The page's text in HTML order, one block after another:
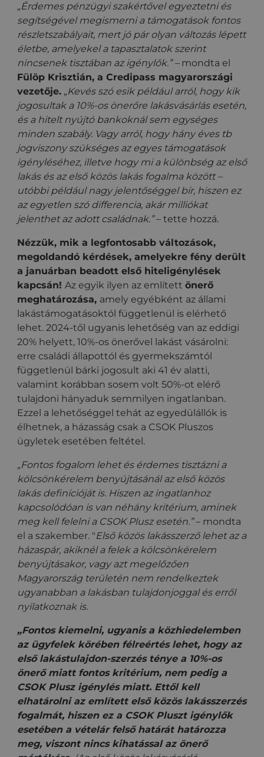
„Érdemes pénzügyi szakértővel egyeztetni és
segítségével megismerni a támogatások fontos
részletszabályait, mert jó pár olyan változás lépett
életbe, amelyekel a tapasztalatok szerint
nincsenek tisztában az igénylők.” – mondta el
Fülöp Krisztián, a Credipass magyarországi
vezetője. „Kevés szó esik például arról, hogy kik
jogosultak a 10%-os önerőre lakásvásárlás esetén,
és a hitelt nyújtó bankoknál sem egységes
minden szabály. Vagy arról, hogy hány éves tb
jogviszony szükséges az egyes támogatások
igényléséhez, illetve hogy mi a különbség az első
lakás és az első közös lakás fogalma között –
utóbbi például nagy jelentőséggel bír, hiszen ez
az egyetlen szó differencia, akár milliókat
jelenthet az adott családnak.”– tette hozzá.
Nézzük, mik a legfontosabb változások,
megoldandó kérdések, amelyekre fény derült
a januárban beadott első hiteligénylések
kapcsán! Az egyik ilyen az említett önerő
meghatározása, amely egyébként az állami
lakástámogatásoktól függetlenül is elérhető
lehet. 2024-től ugyanis lehetőség van az eddigi
20% helyett, 10%-os önerővel lakást vásárolni:
erre családi állapottól és gyermekszámtól
függetlenül bárki jogosult aki 41 év alatti,
valamint korábban sosem volt 50%-ot elérő
tulajdoni hányaduk semmilyen ingatlanban.
Ezzel a lehetőséggel tehát az egyedülállók is
élhetnek, a házasság csak a CSOK Pluszos
ügyletek esetében feltétel.
„Fontos fogalom lehet és érdemes tisztázni a
kölcsönkérelem benyújtásánál az első közös
lakás definícióját is. Hiszen az ingatlanhoz
kapcsolódóan is van néhány kritérium, aminek
meg kell felelni a CSOK Plusz esetén.”– mondta
el a szakember. "Első közös lakásszerző lehet az a
házaspár, akiknél a felek a kölcsönkérelem
benyújtásakor, vagy azt megelőzően
Magyarország területén nem rendelkeztek
ugyanabban a lakásban tulajdonjoggal és erről
nyilatkoznak is.
„Fontos kiemelni, ugyanis a közhiedelemben
az ügyfelek körében félreértés lehet, hogy az
első lakástulajdon-szerzés ténye a 10%-os
önerő miatt fontos kritérium, nem pedig a
CSOK Plusz igénylés miatt. Ettől kell
elhatárolni az említett első közös lakásszerzés
fogalmát, hiszen ez a CSOK Pluszt igénylők
esetében a vételár felső határát határozza
meg, viszont nincs kihatással az önerő